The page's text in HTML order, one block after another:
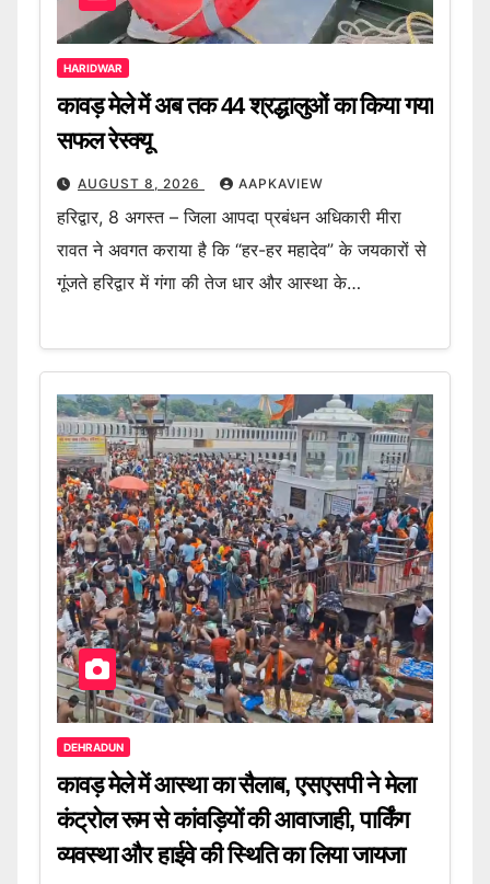
HARIDWAR
कावड़ मेले में अब तक 44 श्रद्धालुओं का किया गया
सफल रेस्क्यू
AUGUST 8, 2026 AAPKAVIEW
हरिद्वार, 8 अगस्त – जिला आपदा प्रबंधन अधिकारी मीरा
रावत ने अवगत कराया है कि “हर-हर महादेव” के जयकारों से
गूंजते हरिद्वार में गंगा की तेज धार और आस्था के…
DEHRADUN
कावड़ मेले में आस्था का सैलाब, एसएसपी ने मेला
कंट्रोल रूम से कांवड़ियों की आवाजाही, पार्किंग
व्यवस्था और हाईवे की स्थिति का लिया जायजा